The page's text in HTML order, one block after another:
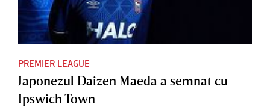
PREMIER LEAGUE
Japonezul Daizen Maeda a semnat cu
Ipswich Town